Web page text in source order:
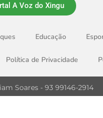
A Voz do Xingu
Educação
Política de Privacidade
Soares - 93 99146-2914